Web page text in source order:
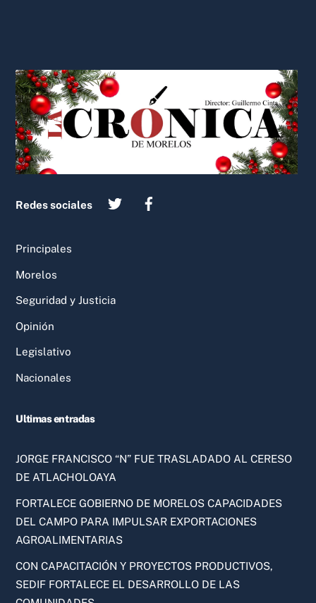
To
Top
Redes sociales
Principales
Morelos
Seguridad y Justicia
Opinión
Legislativo
Nacionales
Ultimas entradas
JORGE FRANCISCO “N” FUE TRASLADADO AL CERESO
DE ATLACHOLOAYA
FORTALECE GOBIERNO DE MORELOS CAPACIDADES
DEL CAMPO PARA IMPULSAR EXPORTACIONES
AGROALIMENTARIAS
CON CAPACITACIÓN Y PROYECTOS PRODUCTIVOS,
SEDIF FORTALECE EL DESARROLLO DE LAS